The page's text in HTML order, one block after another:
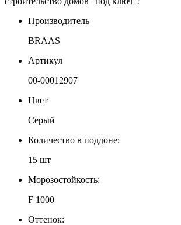
Производитель
BRAAS
Артикул
00-00012907
Цвет
Серый
Количество в поддоне:
15 шт
Морозостойкость:
F 1000
Оттенок: